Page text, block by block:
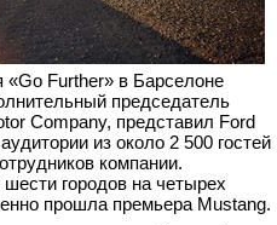
«Go Further» в Барселоне
председатель
Company, представил Ford
из около 2 500 гостей
компании.
городов на четырех
прошла премьера Mustang.